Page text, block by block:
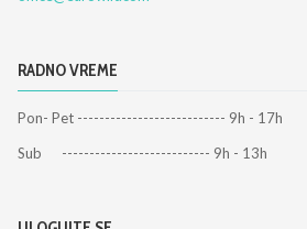
RADNO VREME
Pon- Pet --------------------------- 9h - 17h
Sub --------------------------- 9h - 13h